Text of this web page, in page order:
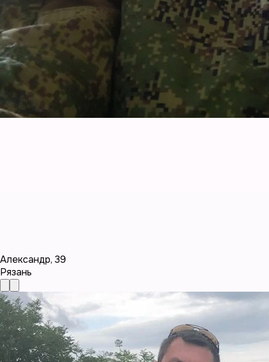
Александр, 39
Рязань